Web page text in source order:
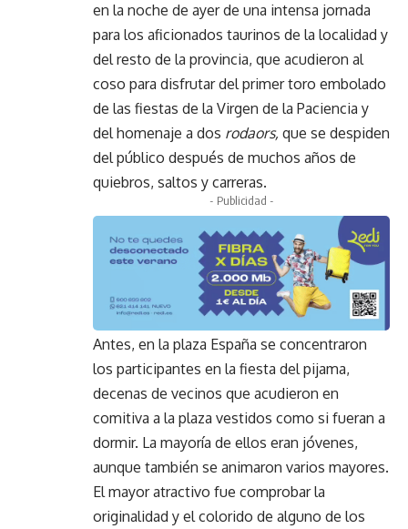
en la noche de ayer de una intensa jornada
para los aficionados taurinos de la localidad y
del resto de la provincia, que acudieron al
coso para disfrutar del primer toro embolado
de las fiestas de la Virgen de la Paciencia y
del homenaje a dos rodaors, que se despiden
del público después de muchos años de
quiebros, saltos y carreras.
- Publicidad -
Antes, en la plaza España se concentraron
los participantes en la fiesta del pijama,
decenas de vecinos que acudieron en
comitiva a la plaza vestidos como si fueran a
dormir. La mayoría de ellos eran jóvenes,
aunque también se animaron varios mayores.
El mayor atractivo fue comprobar la
originalidad y el colorido de alguno de los